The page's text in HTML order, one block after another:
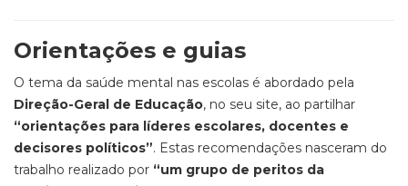
Orientações e guias
O tema da saúde mental nas escolas é abordado pela
Direção-Geral de Educação, no seu site, ao partilhar
“orientações para líderes escolares, docentes e
decisores políticos”. Estas recomendações nasceram do
trabalho realizado por “um grupo de peritos da